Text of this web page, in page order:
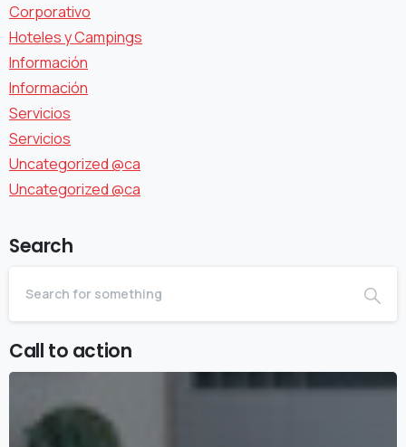
Corporativo
Hoteles y Campings
Información
Información
Servicios
Servicios
Uncategorized @ca
Uncategorized @ca
Search
Call to action